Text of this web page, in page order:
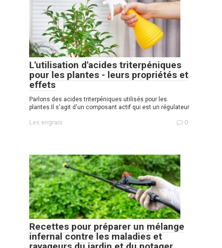
L'utilisation d'acides triterpéniques
pour les plantes - leurs propriétés et
effets
Parlons des acides triterpéniques utilisés pour les
plantes.Il s'agit d'un composant actif qui est un régulateur
Les engrais 0
Recettes pour préparer un mélange
infernal contre les maladies et